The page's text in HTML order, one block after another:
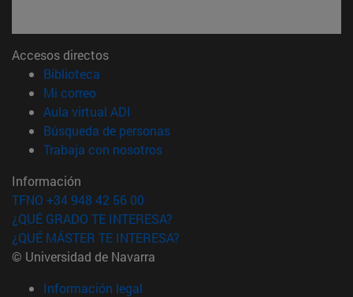
Accesos directos
Biblioteca
Mi correo(abre en nueva ventana)
Aula virtual ADI
Búsqueda de personas(abre en nueva ventana)
Trabaja con nosotros(abre en nueva ventana)
Información
TFNO +34 948 42 56 00
¿QUÉ GRADO TE INTERESA?
¿QUÉ MÁSTER TE INTERESA?
© Universidad de Navarra
Información legal